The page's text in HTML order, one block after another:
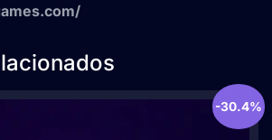
-30.4%